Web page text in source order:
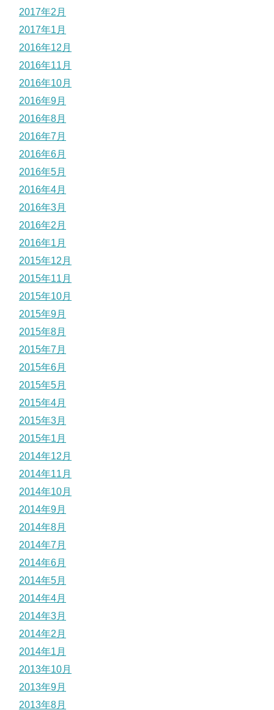
2017年2月
2017年1月
2016年12月
2016年11月
2016年10月
2016年9月
2016年8月
2016年7月
2016年6月
2016年5月
2016年4月
2016年3月
2016年2月
2016年1月
2015年12月
2015年11月
2015年10月
2015年9月
2015年8月
2015年7月
2015年6月
2015年5月
2015年4月
2015年3月
2015年1月
2014年12月
2014年11月
2014年10月
2014年9月
2014年8月
2014年7月
2014年6月
2014年5月
2014年4月
2014年3月
2014年2月
2014年1月
2013年10月
2013年9月
2013年8月